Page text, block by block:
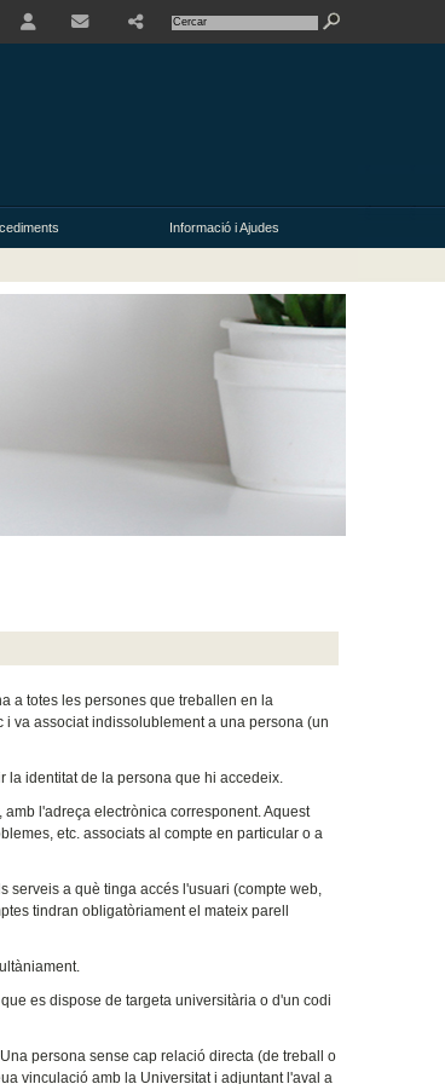
Informació i Ajudes
a totes les persones que treballen en la
va associat indissolublement a una persona (un
identitat de la persona que hi accedeix.
l'adreça electrònica corresponent. Aquest
etc. associats al compte en particular o a
serveis a què tinga accés l'usuari (compte web,
tindran obligatòriament el mateix parell
es dispose de targeta universitària o d'un codi
persona sense cap relació directa (de treball o
vinculació amb la Universitat i adjuntant l'aval a